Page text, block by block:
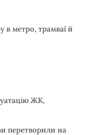
в метро, трамваї й
ЖК,
перетворили на